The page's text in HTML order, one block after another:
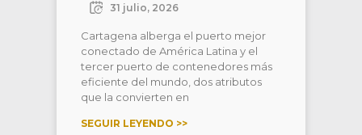
31 julio, 2026
Cartagena alberga el puerto mejor
conectado de América Latina y el
tercer puerto de contenedores más
eficiente del mundo, dos atributos
que la convierten en
SEGUIR LEYENDO >>